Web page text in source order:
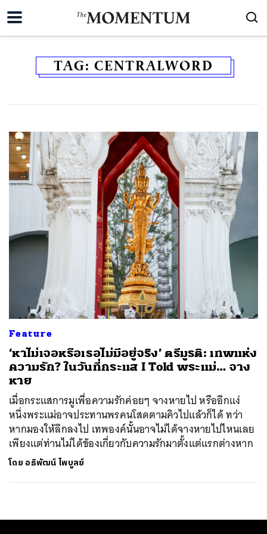
TAG: CENTRALWORD
Feature
‘หาไม่เจอหรือเธอไม่มีอยู่จริง’ ตรีมูรติ: เทพแห่ง
ความรัก? ในวันที่กระแส I Told พระแม่… จาง
หาย
เมื่อกระแสการมูเพื่อความรักค่อยๆ จางหายไป หรืออีกแง่
หนึ่งพระแม่อาจประทานพรคนโสดตามคิวไปแล้วก็ได้ ทว่า
หากมองให้ลึกลงไป เทพองค์นั้นอาจไม่ได้จางหายไปไหนเลย
เพียงแต่ท่านไม่ได้ข้องเกี่ยวกับความรักมาตั้งแต่แรกต่างหาก
โดย อธิพัฒน์ ไพบูลย์
ค้นหา
SHARE TWEET LINE EMAIL